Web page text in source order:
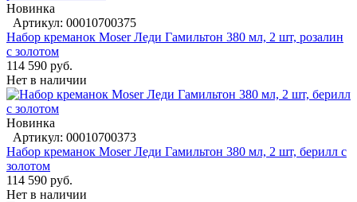
Новинка
Артикул: 00010700375
Набор креманок Moser Леди Гамильтон 380 мл, 2 шт, розалин
с золотом
114 590 руб.
Нет в наличии
Новинка
Артикул: 00010700373
Набор креманок Moser Леди Гамильтон 380 мл, 2 шт, берилл с
золотом
114 590 руб.
Нет в наличии